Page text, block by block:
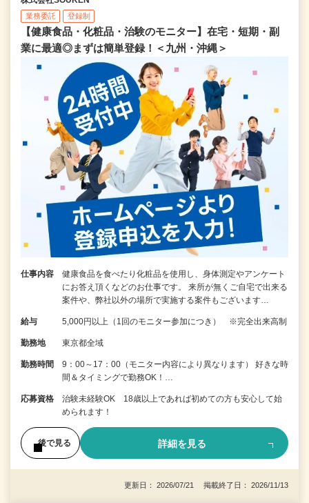
業務委託 登録制
【健康食品・化粧品・治験のモニター】在宅・短期・副
業に最適◎まずは簡単登録！＜九州・沖縄＞
仕事内容
健康食品を食べたり化粧品を使用し、身体測定やアンケート
にお答え頂くなどのお仕事です。 来所が無くご自宅で出来る
案件や、弊社以外の場所で実施する案件もございます…
給与 5,000円以上（1回のモニター参加につき） ※完全出来高制
勤務地 東京都全域
勤務時間
9：00～17：00（モニター内容により異なります） 好きな時
間＆タイミングで勤務OK！…
応募資格
治験未経験OK 18歳以上であれば初めての方も安心して始
められます！
後で見る 詳細を見る
更新日： 2026/07/21 掲載終了日： 2026/11/13